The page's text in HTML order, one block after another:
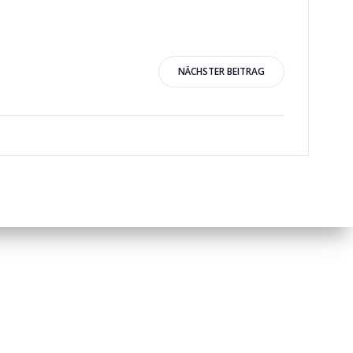
NÄCHSTER BEITRAG